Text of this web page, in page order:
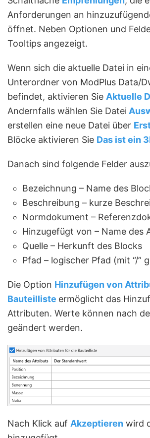
Anforderungen an
öffnet. Neben Optionen und
Tooltips angezeigt.
Wenn sich die aktuelle Datei in
Unterordner von ModPlus Data/
befindet, aktivieren Sie Aktuelle
Andernfalls wählen Sie Datei
erstellen eine neue Datei über
Blöcke aktivieren Sie Das ist ein
Danach sind folgende Felder
Bezeichnung – Name des
Beschreibung – kurze
Normdokument –
Hinzugefügt von – Name des
Quelle – Herkunft des Blocks
Pfad – logischer Pfad (mit “/”
Die Option Hinzufügen von
Bauteilliste ermöglicht das
Attributen. Werte können nach
geändert werden.
Nach Klick auf Akzeptieren wird